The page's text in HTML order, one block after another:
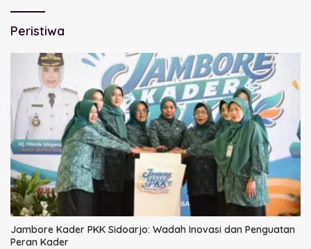
Peristiwa
Jambore Kader PKK Sidoarjo: Wadah Inovasi dan Penguatan
Peran Kader